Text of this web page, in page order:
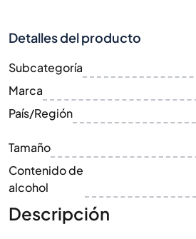
Detalles del producto
Subcategoría
Marca
País/Región
Tamaño
Contenido de
alcohol
Descripción